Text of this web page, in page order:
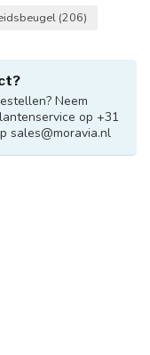
(206)
Neem
op +31
sales@moravia.nl